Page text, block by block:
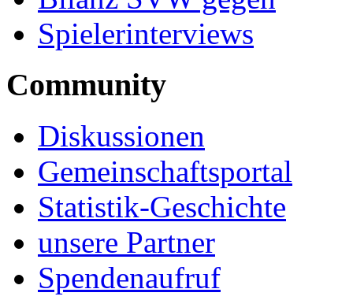
Spielerinterviews
Community
Diskussionen
Gemeinschaftsportal
Statistik-Geschichte
unsere Partner
Spendenaufruf